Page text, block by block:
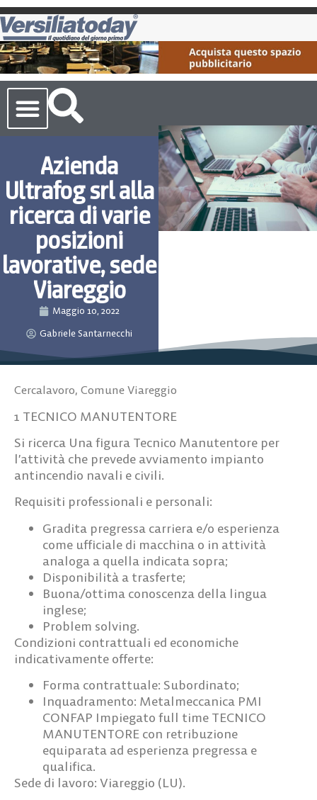
Azienda
Ultrafog srl alla
ricerca di varie
posizioni
lavorative, sede
Viareggio
Maggio 10, 2022
Gabriele Santarnecchi
Cercalavoro, Comune Viareggio
1 TECNICO MANUTENTORE
Si ricerca Una figura Tecnico Manutentore per
l’attività che prevede avviamento impianto
antincendio navali e civili.
Requisiti professionali e personali:
Gradita pregressa carriera e/o esperienza
come ufficiale di macchina o in attività
analoga a quella indicata sopra;
Disponibilità a trasferte;
Buona/ottima conoscenza della lingua
inglese;
Problem solving.
Condizioni contrattuali ed economiche
indicativamente offerte:
Forma contrattuale: Subordinato;
Inquadramento: Metalmeccanica PMI
CONFAP Impiegato full time TECNICO
MANUTENTORE con retribuzione
equiparata ad esperienza pregressa e
qualifica.
Sede di lavoro: Viareggio (LU).